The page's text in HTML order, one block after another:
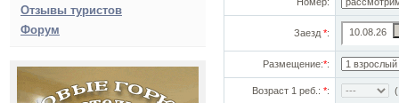
Отзывы туристов
Форум
Заезд *:
Размещение:*:
Возраст 1 реб.: *: